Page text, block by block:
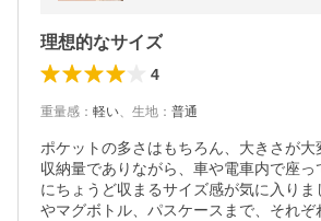
理想的なサイズ
4
重量感 ： 軽い、 生地 ： 普通
ポケットの多さはもちろん、大きさが
収納量でありながら、車や電車内で座っ
にちょうど収まるサイズ感が気に入りま
やマグボトル、パスケースまで、それぞ